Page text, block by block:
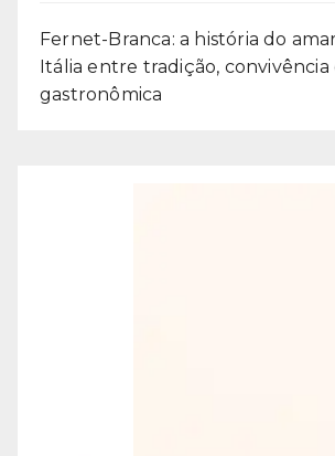
Fernet-Branca: a história do
Itália entre tradição,
gastronômica